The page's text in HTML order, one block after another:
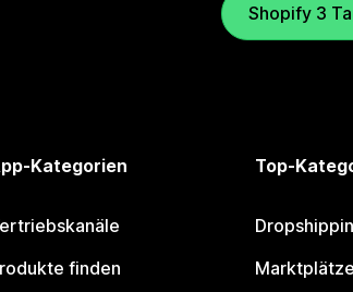
Shopify 3
Kategorien
finden
Top-
Marktplätze